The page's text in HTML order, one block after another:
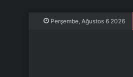
Perşembe, Ağustos 6 2026